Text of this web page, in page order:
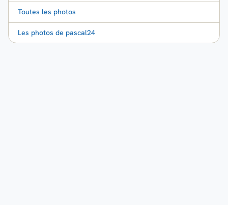
Toutes les photos
Les photos de pascal24